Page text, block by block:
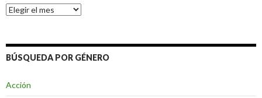
Archivos
BÚSQUEDA POR GÉNERO
Acción